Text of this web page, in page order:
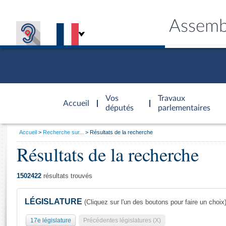
Accueil
d'accueil
Vos
députés
Travaux
parlementaires
Général
Vous
Accueil Recherche sur... Résultats de la recherche
Résultats de la recherche
1502422 résultats trouvés
LÉGISLATURE (Cliquez sur l'un des boutons pour faire un choix)
17e législature Précédentes législatures (X)